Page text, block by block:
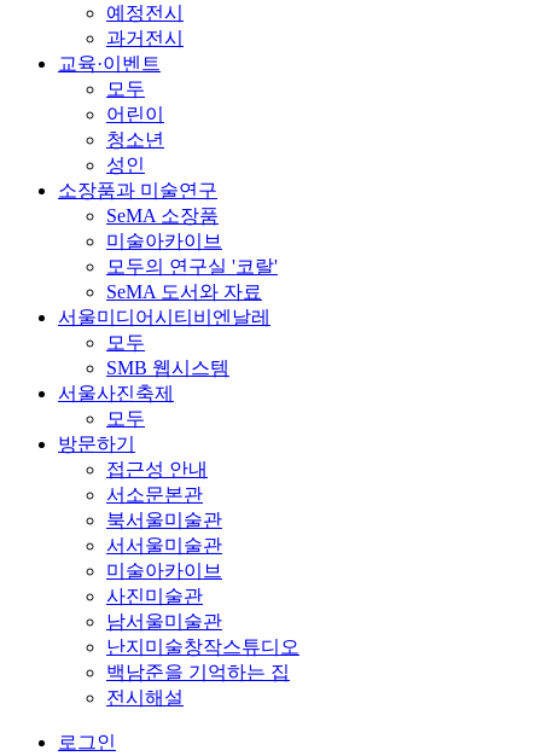
예정전시
과거전시
교육·이벤트
모두
어린이
청소년
성인
소장품과 미술연구
SeMA 소장품
미술아카이브
모두의 연구실 '코랄'
SeMA 도서와 자료
서울미디어시티비엔날레
모두
SMB 웹시스템
서울사진축제
모두
방문하기
접근성 안내
서소문본관
북서울미술관
서서울미술관
미술아카이브
사진미술관
남서울미술관
난지미술창작스튜디오
백남준을 기억하는 집
전시해설
로그인